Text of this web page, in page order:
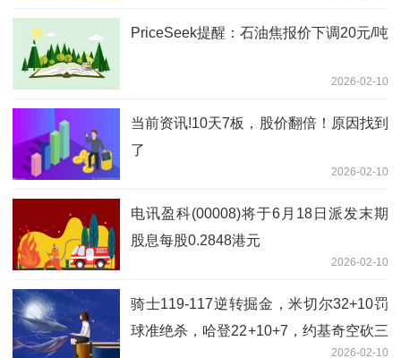
PriceSeek提醒：石油焦报价下调20元/吨
2026-02-10
当前资讯!10天7板，股价翻倍！原因找到
了
2026-02-10
电讯盈科(00008)将于6月18日派发末期
股息每股0.2848港元
2026-02-10
骑士119-117逆转掘金，米切尔32+10罚
球准绝杀，哈登22+10+7，约基奇空砍三
2026-02-10